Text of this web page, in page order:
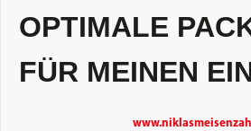
OPTIMALE
FÜR MEINEN